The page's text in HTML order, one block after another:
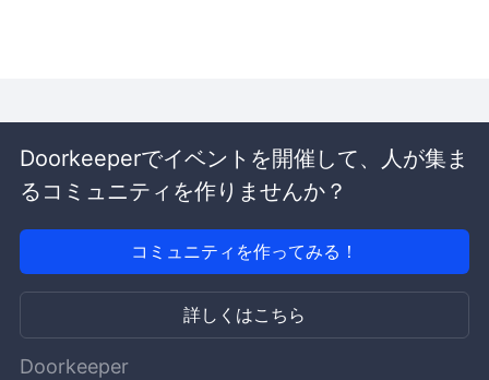
Doorkeeperでイベントを開催して、人が集ま
るコミュニティを作りませんか？
コミュニティを作ってみる！
詳しくはこちら
Doorkeeper